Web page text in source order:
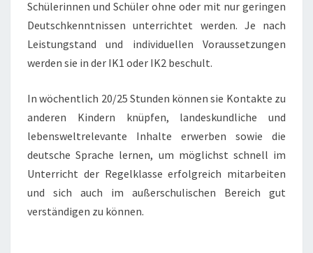
Schülerinnen und Schüler ohne oder mit nur geringen
Deutschkenntnissen unterrichtet werden. Je nach
Leistungstand und individuellen Voraussetzungen
werden sie in der IK1 oder IK2 beschult.
In wöchentlich 20/25 Stunden können sie Kontakte zu
anderen Kindern knüpfen, landeskundliche und
lebensweltrelevante Inhalte erwerben sowie die
deutsche Sprache lernen, um möglichst schnell im
Unterricht der Regelklasse erfolgreich mitarbeiten
und sich auch im außerschulischen Bereich gut
verständigen zu können.